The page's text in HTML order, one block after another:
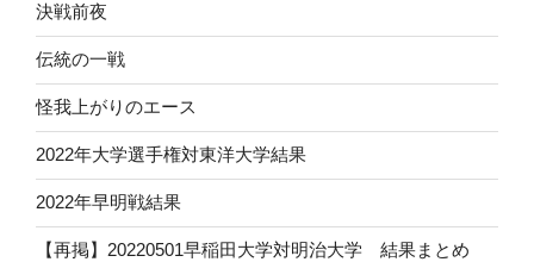
決戦前夜
伝統の一戦
怪我上がりのエース
2022年大学選手権対東洋大学結果
2022年早明戦結果
【再掲】20220501早稲田大学対明治大学 結果まとめ